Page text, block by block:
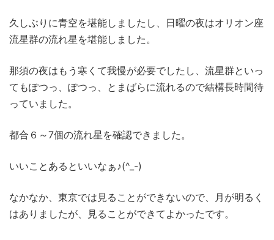
久しぶりに青空を堪能しましたし、日曜の夜はオリオン座
流星群の流れ星を堪能しました。
那須の夜はもう寒くて我慢が必要でしたし、流星群といっ
てもぽつっ、ぽつっ、とまばらに流れるので結構長時間待
っていました。
都合６～7個の流れ星を確認できました。
いいことあるといいなぁ♪(^_-)
なかなか、東京では見ることができないので、月が明るく
はありましたが、見ることができてよかったです。